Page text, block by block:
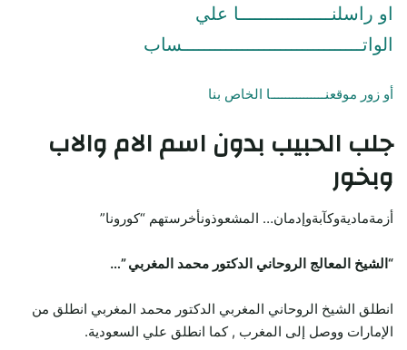
او راسلنـــــــــــــــــا علي
الواتـــــــــــــــــــــــــــــــــساب
أو زور موقعنـــــــــــــــا الخاص بنا
جلب الحبيب بدون اسم الام والاب
وبخور
أزمةماديةوكآبةوإدمان… المشعوذونأخرستهم “كورونا”
“الشيخ المعالج الروحاني الدكتور محمد المغربي ”…
انطلق الشيخ الروحاني المغربي الدكتور محمد المغربي انطلق من
الإمارات ووصل إلى المغرب , كما انطلق علي السعودية.